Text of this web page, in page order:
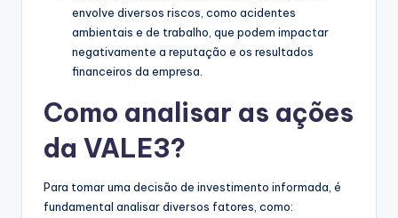
envolve diversos riscos, como acidentes
ambientais e de trabalho, que podem impactar
negativamente a reputação e os resultados
financeiros da empresa.
Como analisar as ações
da VALE3?
Para tomar uma decisão de investimento informada, é
fundamental analisar diversos fatores, como: